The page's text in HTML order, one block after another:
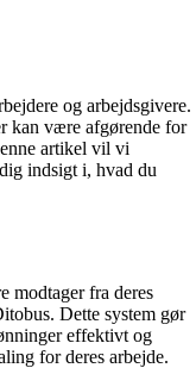
og arbejdsgivere.
kan være afgørende for
artikel vil vi
indsigt i, hvad du
modtager fra deres
Dette system gør
effektivt og
for deres arbejde.